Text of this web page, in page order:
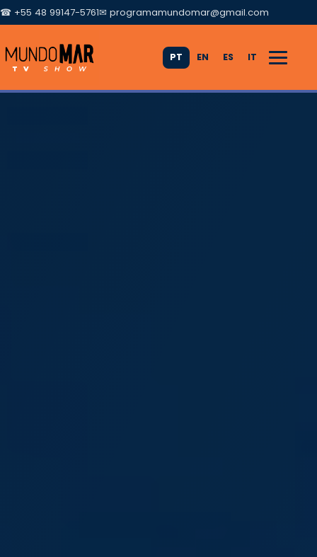
☎ +55 48 99147-5761✉ programamundomar@gmail.com
PT EN ES IT